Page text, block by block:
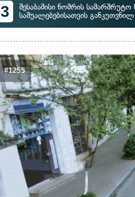
3
შესაბამისი ნომრის
საშუალებებისათვის
#1255